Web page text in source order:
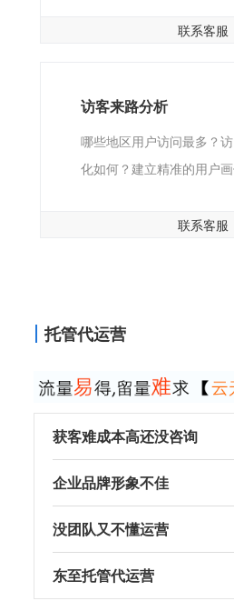
联系客服
访客来路分析
哪些地区用户访问最多？
化如何？建立精准的用户
联系客服
托管代运营
获客难成本高还没咨询
企业品牌形象不佳
没团队又不懂运营
东至托管代运营